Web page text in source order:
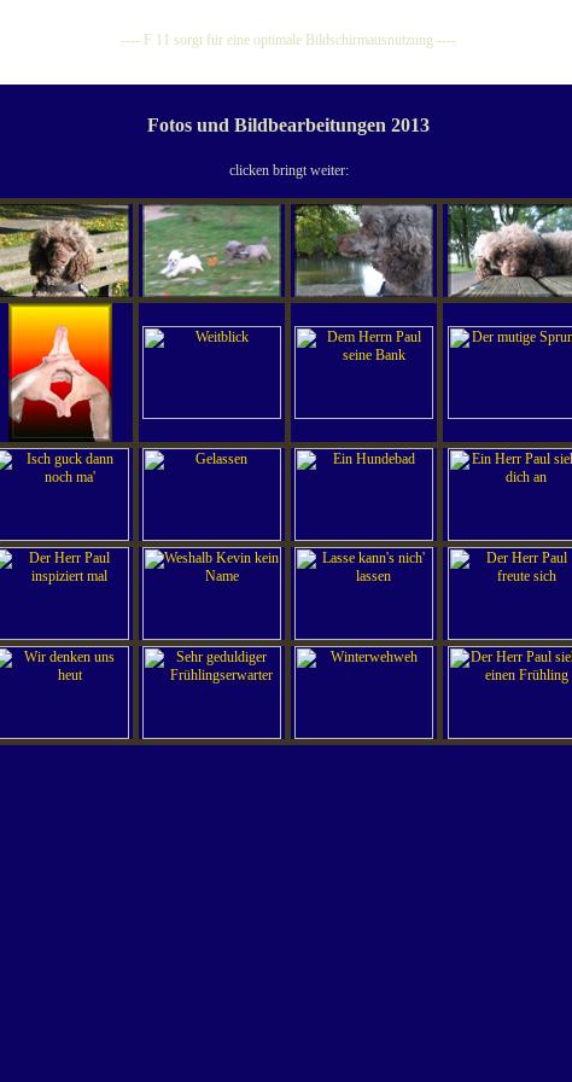
---- F 11 sorgt für eine optimale Bildschirmausnutzung ----
Fotos und Bildbearbeitungen 2013
clicken bringt weiter: